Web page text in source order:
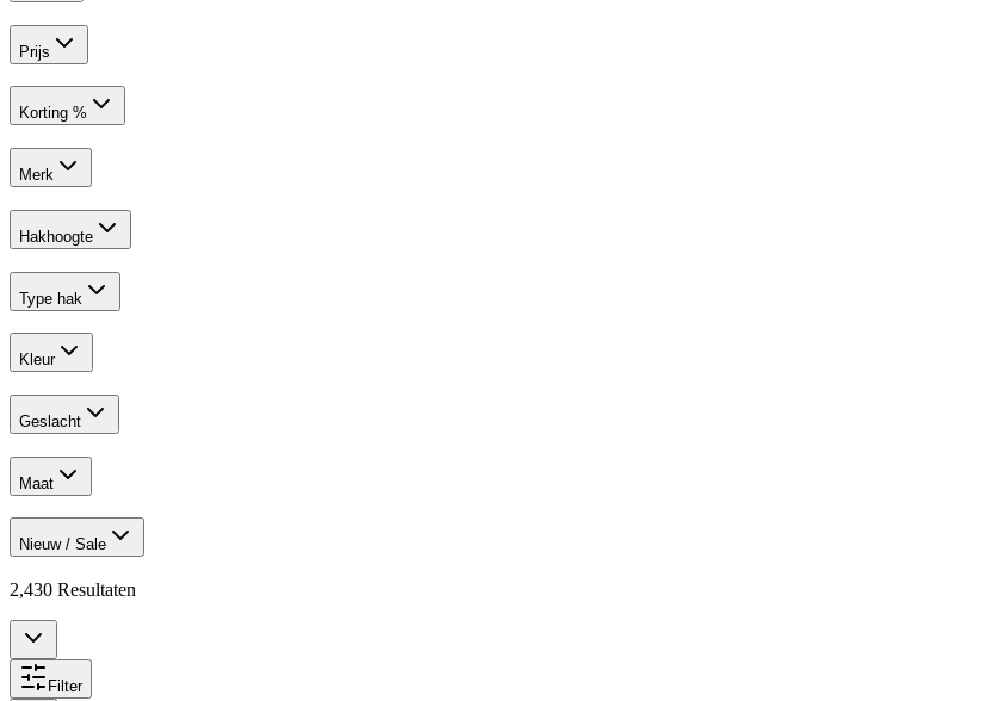
Prijs
Korting %
Merk
Hakhoogte
Type hak
Kleur
Geslacht
Maat
Nieuw / Sale
2,430 Resultaten
Filter